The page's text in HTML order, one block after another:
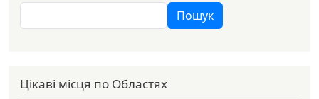
Пошук Пошук
Цікаві місця по Областях